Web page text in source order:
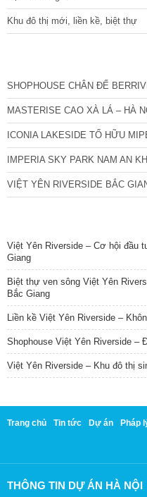
Khu đô thị mới, liền kề, biệt thự
SHOPHOUSE CHÂN ĐẾ
MASTERISE CAO XÀ LÁ – HÀ
ICONIA LAKESIDE TỐ HỮU
IMPERIA SKY PARK NAM AN
VIỆT YÊN RIVERSIDE BẮC
Việt Yên Riverside – Cơ hội đầu
Giang
Biệt thự ven sông Việt Yên
Bắc Giang
Liền kề Việt Yên Riverside –
Shophouse Việt Yên Riverside –
Việt Yên Riverside – Khu đô thị
Trang chủ Tin tức Dự án Pháp
THÔNG TIN DỰ ÁN HÀ NỘI